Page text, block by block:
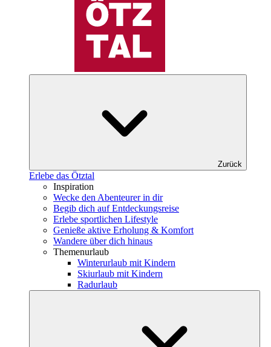
Zurück
Erlebe das Ötztal
Inspiration
Wecke den Abenteurer in dir
Begib dich auf Entdeckungsreise
Erlebe sportlichen Lifestyle
Genieße aktive Erholung & Komfort
Wandere über dich hinaus
Themenurlaub
Winterurlaub mit Kindern
Skiurlaub mit Kindern
Radurlaub